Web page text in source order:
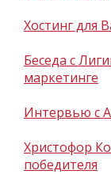
Хостинг для
Беседа с
маркетинге
Интервью с
Христофор
победителя